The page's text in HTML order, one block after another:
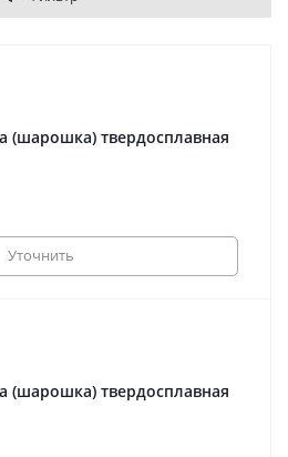
(шарошка) твердосплавная
Уточнить
(шарошка) твердосплавная